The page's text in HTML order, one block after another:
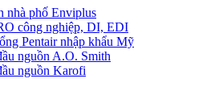
nhà phố Enviplus
công nghiệp, DI, EDI
Pentair nhập khẩu Mỹ
nguồn A.O. Smith
nguồn Karofi